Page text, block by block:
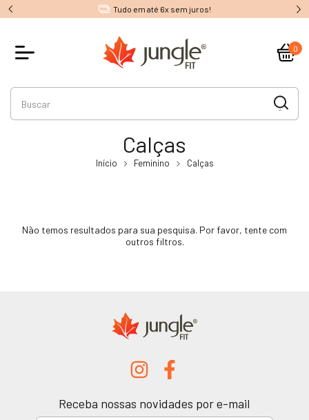
Tudo em até 6x sem juros!
0
Calças
Início Feminino Calças
Não temos resultados para sua pesquisa. Por favor, tente com
outros filtros.
Receba nossas novidades por e-mail